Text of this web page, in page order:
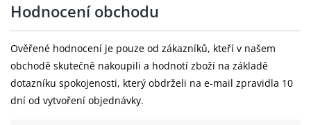
Hodnocení obchodu
Ověřené hodnocení je pouze od zákazníků, kteří v našem
obchodě skutečně nakoupili a hodnotí zboží na základě
dotazníku spokojenosti, který obdrželi na e-mail zpravidla 10
dní od vytvoření objednávky.